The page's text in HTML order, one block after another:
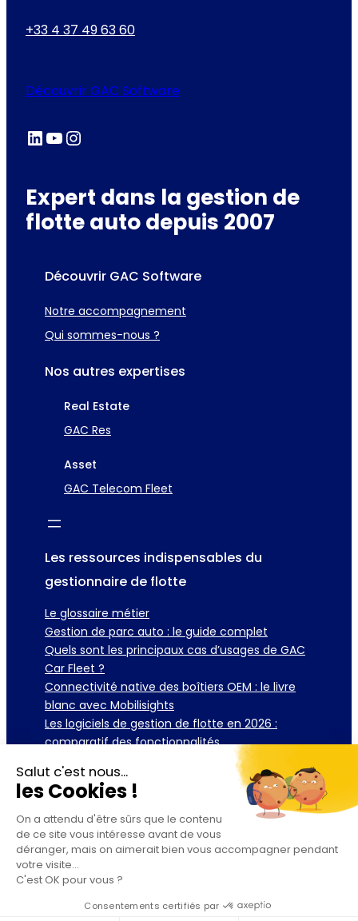
Salut c'est nous...
les Cookies !
On a attendu d'être sûrs que le contenu
de ce site vous intéresse avant de vous
déranger, mais on aimerait bien vous accompagner pendant
votre visite...
C'est OK pour vous ?
Consentements certifiés par
+33 4 37 49 63 60
Découvrir GAC Software
LinkedIn YouTube Instagram
Expert dans la gestion de
flotte auto depuis 2007
Découvrir GAC Software
Notre accompagnement
Qui sommes-nous ?
Nos autres expertises
Real Estate
GAC Res
Asset
GAC Telecom Fleet
Les ressources indispensables du
gestionnaire de flotte
Le glossaire métier
Gestion de parc auto : le guide complet
Quels sont les principaux cas d’usages de GAC
Car Fleet ?
Connectivité native des boîtiers OEM : le livre
blanc avec Mobilisights
Les logiciels de gestion de flotte en 2026 :
comparatif des fonctionnalités
Télécharger la brochure Demander une démo
© 2025 GAC Software – Design par
MENTIONS LÉGALES